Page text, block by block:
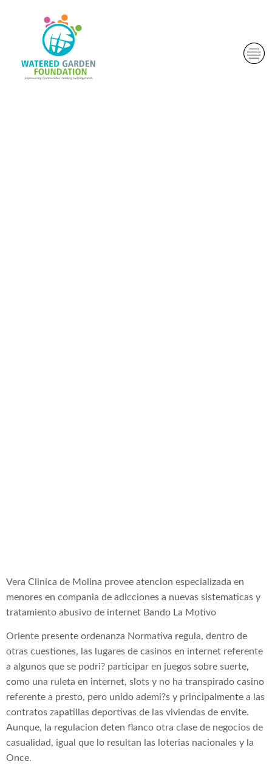
Vera Clinica de Molina provee atencion especializada en
menores en compania de adicciones a nuevas sistematicas y
tratamiento abusivo de internet Bando La Motivo
Oriente presente ordenanza Normativa regula, dentro de
otras cuestiones, las lugares de casinos en internet referente
a algunos que se podri? participar en juegos sobre suerte,
como una ruleta en internet, slots y no ha transpirado casino
referente a presto, pero unido ademi?s y principalmente a las
contratos zapatillas deportivas de las viviendas de envite.
Aunque, la regulacion deten flanco otra clase de negocios de
casualidad, igual que lo resultan las loterias nacionales y la
Once.